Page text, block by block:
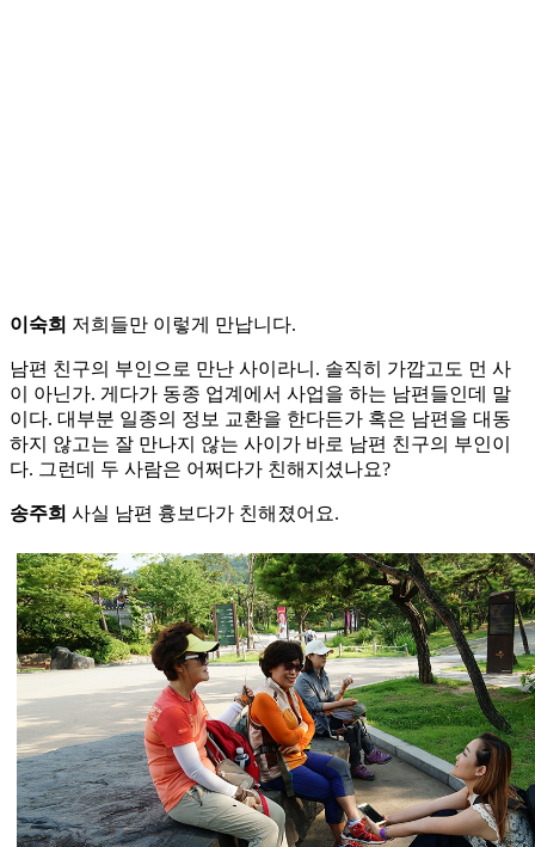
이숙희 저희들만 이렇게 만납니다.
남편 친구의 부인으로 만난 사이라니. 솔직히 가깝고도 먼 사
이 아닌가. 게다가 동종 업계에서 사업을 하는 남편들인데 말
이다. 대부분 일종의 정보 교환을 한다든가 혹은 남편을 대동
하지 않고는 잘 만나지 않는 사이가 바로 남편 친구의 부인이
다. 그런데 두 사람은 어쩌다가 친해지셨나요?
송주희 사실 남편 흉보다가 친해졌어요.